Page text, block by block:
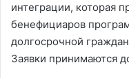
интеграции, которая
бенефициаров
долгосрочной
Заявки принимаются